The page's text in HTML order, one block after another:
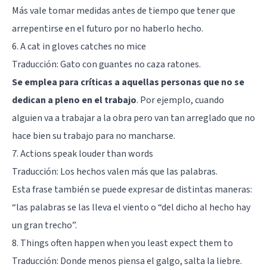
Más vale tomar medidas antes de tiempo que tener que
arrepentirse en el futuro por no haberlo hecho.
6. A cat in gloves catches no mice
Traducción: Gato con guantes no caza ratones.
Se emplea para críticas a aquellas personas que no se
dedican a pleno en el trabajo. Por ejemplo, cuando
alguien va a trabajar a la obra pero van tan arreglado que no
hace bien su trabajo para no mancharse.
7. Actions speak louder than words
Traducción: Los hechos valen más que las palabras.
Esta frase también se puede expresar de distintas maneras:
“las palabras se las lleva el viento o “del dicho al hecho hay
un gran trecho”.
8. Things often happen when you least expect them to
Traducción: Donde menos piensa el galgo, salta la liebre.